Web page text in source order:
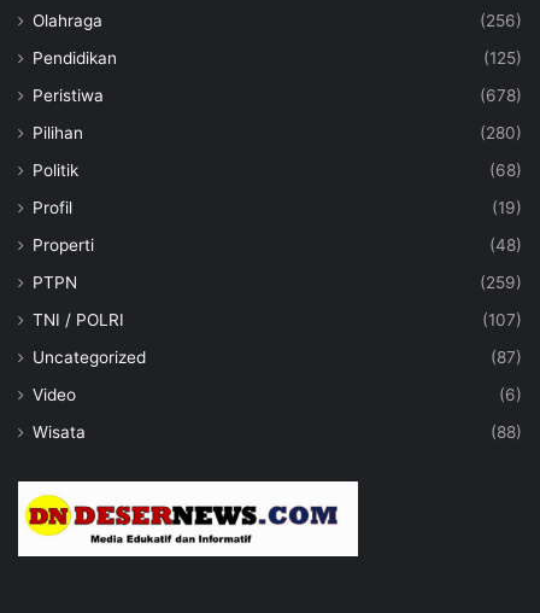
Olahraga
(256)
Pendidikan
(125)
Peristiwa
(678)
Pilihan
(280)
Politik
(68)
Profil
(19)
Properti
(48)
PTPN
(259)
TNI / POLRI
(107)
Uncategorized
(87)
Video
(6)
Wisata
(88)